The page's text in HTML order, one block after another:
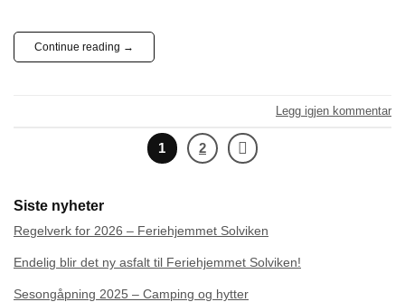
Continue reading →
Legg igjen kommentar
1 2
Siste nyheter
Regelverk for 2026 – Feriehjemmet Solviken
Endelig blir det ny asfalt til Feriehjemmet Solviken!
Sesongåpning 2025 – Camping og hytter